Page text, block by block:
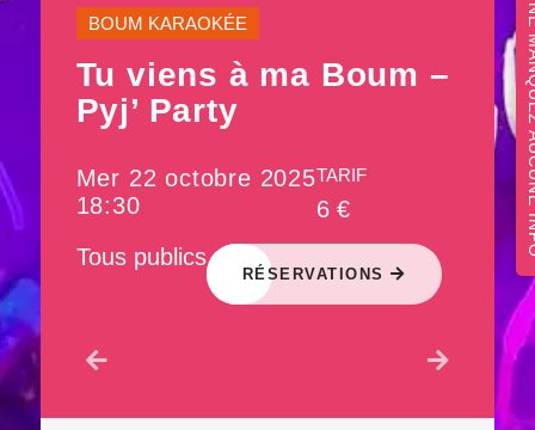
NE
BOUM KARAOKÉE
Tu viens à ma Boum –
Pyj’ Party
Mer 22 octobre 2025
18:30
TARIF
6 €
Tous publics
RÉSERVATIONS